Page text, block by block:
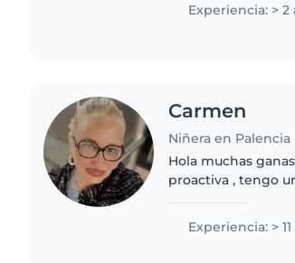
Experiencia: > 2
Carmen
Niñera en Palencia
Hola muchas
proactiva , tengo
años. Puedo darles..
Experiencia: >